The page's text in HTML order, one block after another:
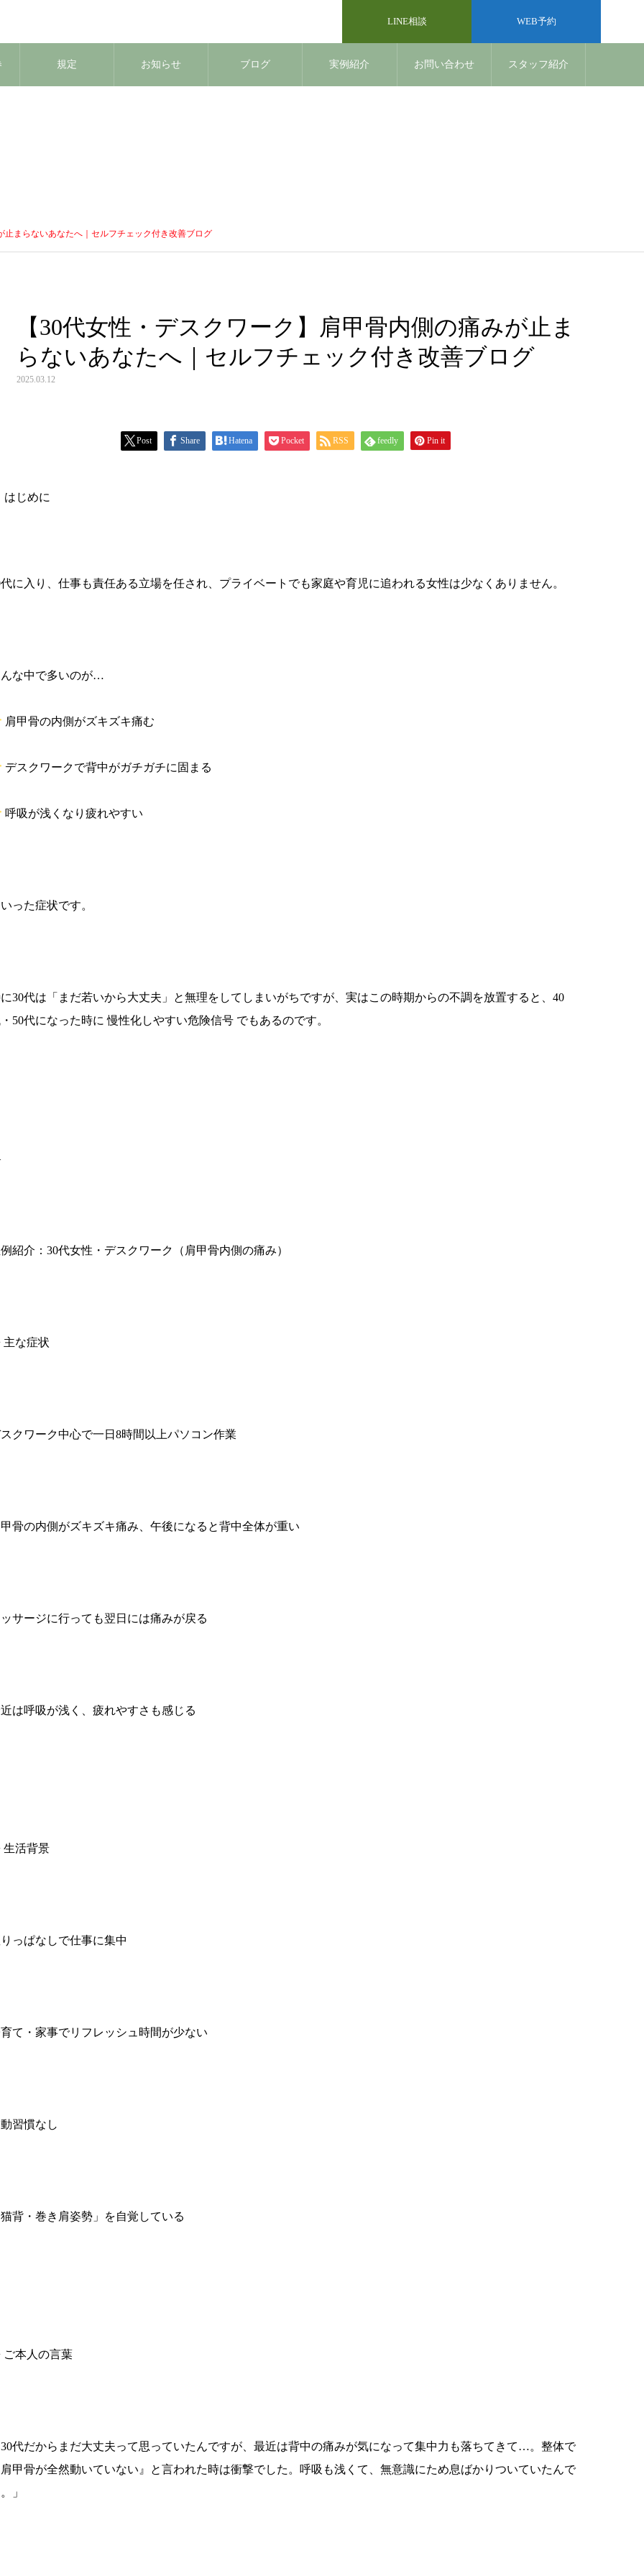
LINE相談 WEB予約
規定 お知らせ ブログ 実例紹介 お問い合わせ スタッフ紹介
まらないあなたへ｜セルフチェック付き改善ブログ
【30代女性・デスクワーク】肩甲骨内側の痛みが止ま
らないあなたへ｜セルフチェック付き改善ブログ
2025.03.12
Post Share Hatena Pocket RSS feedly Pin it
はじめに
に入り、仕事も責任ある立場を任され、プライベートでも家庭や育児に追われる女性は少なくありません。
な中で多いのが…
肩甲骨の内側がズキズキ痛む
デスクワークで背中がガチガチに固まる
呼吸が浅くなり疲れやすい
った症状です。
30代は「まだ若いから大丈夫」と無理をしてしまいがちですが、実はこの時期からの不調を放置すると、40
50代になった時に 慢性化しやすい危険信号 でもあるのです。
紹介：30代女性・デスクワーク（肩甲骨内側の痛み）
な症状
クワーク中心で一日8時間以上パソコン作業
骨の内側がズキズキ痛み、午後になると背中全体が重い
サージに行っても翌日には痛みが戻る
は呼吸が浅く、疲れやすさも感じる
活背景
っぱなしで仕事に集中
て・家事でリフレッシュ時間が少ない
習慣なし
背・巻き肩姿勢」を自覚している
本人の言葉
代だからまだ大丈夫って思っていたんですが、最近は背中の痛みが気になって集中力も落ちてきて…。整体で
甲骨が全然動いていない』と言われた時は衝撃でした。呼吸も浅くて、無意識にため息ばかりついていたんで
」